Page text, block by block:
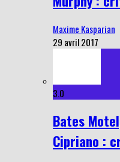
Maxime Kasparian
29 avril 2017
3.0
Bates
Cipriano :